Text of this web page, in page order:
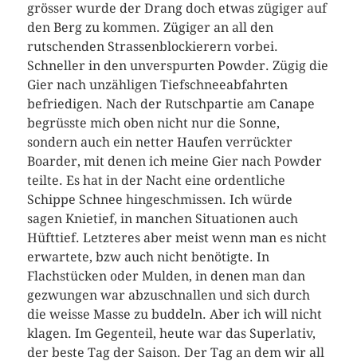
grösser wurde der Drang doch etwas zügiger auf
den Berg zu kommen. Zügiger an all den
rutschenden Strassenblockierern vorbei.
Schneller in den unverspurten Powder. Zügig die
Gier nach unzähligen Tiefschneeabfahrten
befriedigen. Nach der Rutschpartie am Canape
begrüsste mich oben nicht nur die Sonne,
sondern auch ein netter Haufen verrückter
Boarder, mit denen ich meine Gier nach Powder
teilte. Es hat in der Nacht eine ordentliche
Schippe Schnee hingeschmissen. Ich würde
sagen Knietief, in manchen Situationen auch
Hüfttief. Letzteres aber meist wenn man es nicht
erwartete, bzw auch nicht benötigte. In
Flachstücken oder Mulden, in denen man dan
gezwungen war abzuschnallen und sich durch
die weisse Masse zu buddeln. Aber ich will nicht
klagen. Im Gegenteil, heute war das Superlativ,
der beste Tag der Saison. Der Tag an dem wir all